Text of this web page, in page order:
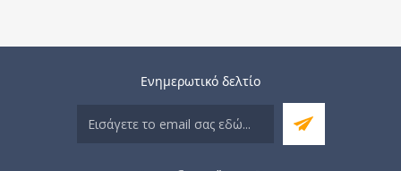
Ενημερωτικό δελτίο